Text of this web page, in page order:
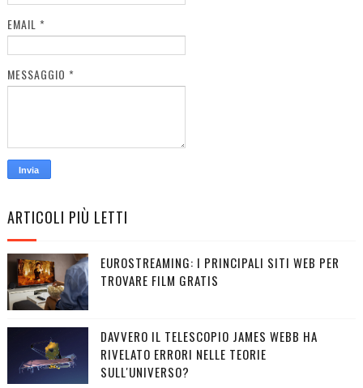
EMAIL *
MESSAGGIO *
ARTICOLI PIÙ LETTI
EUROSTREAMING: I PRINCIPALI SITI WEB PER
TROVARE FILM GRATIS
DAVVERO IL TELESCOPIO JAMES WEBB HA
RIVELATO ERRORI NELLE TEORIE
SULL'UNIVERSO?